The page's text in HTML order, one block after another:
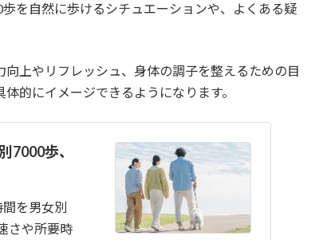
を自然に歩けるシチュエーションや、よくある疑
上やリフレッシュ、身体の調子を整えるための目
的にイメージできるようになります。
7000歩、
を男女別
さや所要時